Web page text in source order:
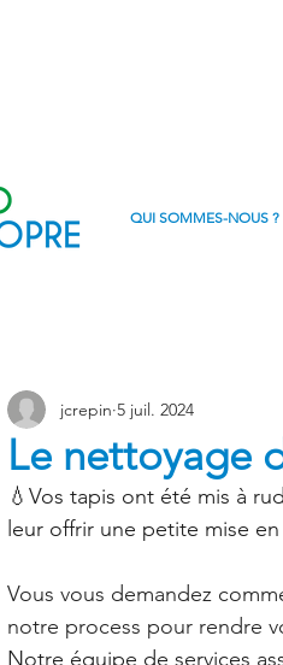
QUI SOMMES-NOUS ?
Le nettoyage
jcrepin 5 juil. 2024
💧Vos tapis ont été mis à
leur offrir une petite mise en
Vous vous demandez
notre process pour rendre
Notre équipe de services